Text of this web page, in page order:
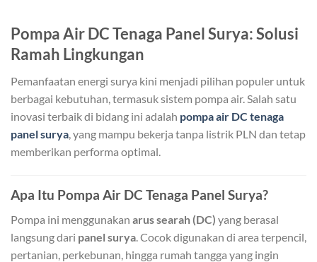
Pompa Air DC Tenaga Panel Surya: Solusi
Ramah Lingkungan
Pemanfaatan energi surya kini menjadi pilihan populer untuk
berbagai kebutuhan, termasuk sistem pompa air. Salah satu
inovasi terbaik di bidang ini adalah pompa air DC tenaga
panel surya, yang mampu bekerja tanpa listrik PLN dan tetap
memberikan performa optimal.
Apa Itu Pompa Air DC Tenaga Panel Surya?
Pompa ini menggunakan arus searah (DC) yang berasal
langsung dari panel surya . Cocok digunakan di area terpencil,
pertanian, perkebunan, hingga rumah tangga yang ingin